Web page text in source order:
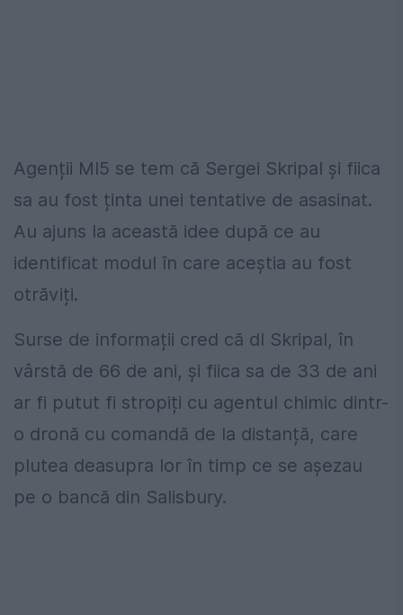
Agenții MI5 se tem că Sergei Skripal și fiica
sa au fost ținta unei tentative de asasinat.
Au ajuns la această idee după ce au
identificat modul în care aceștia au fost
otrăviți.
Surse de informații cred că dl Skripal, în
vârstă de 66 de ani, și fiica sa de 33 de ani
ar fi putut fi stropiți cu agentul chimic dintr-
o dronă cu comandă de la distanță, care
plutea deasupra lor în timp ce se așezau
pe o bancă din Salisbury.